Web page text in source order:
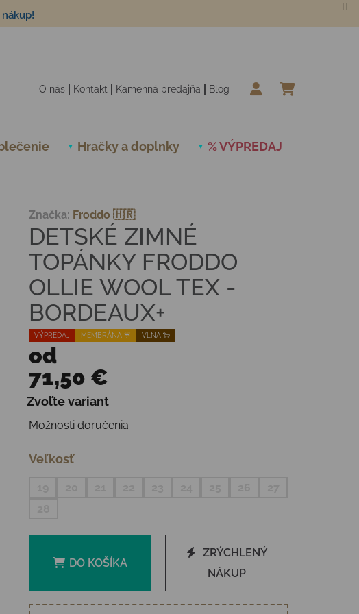
O nás Kontakt Kamenná predajňa Blog
Hračky a doplnky % VÝPREDAJ
VÝPREDAJ MEMBRÁNA ☔️ VLNA 🐑
DETSKÉ ZIMNÉ
TOPÁNKY FRODDO
OLLIE WOOL TEX -
BORDEAUX+
Značka: Froddo 🇭🇷
od
71,50 €
Jednotková cena:
Zvoľte variant
Možnosti doručenia
Veľkosť
DO KOŠÍKA
ZRÝCHLENÝ
NÁKUP